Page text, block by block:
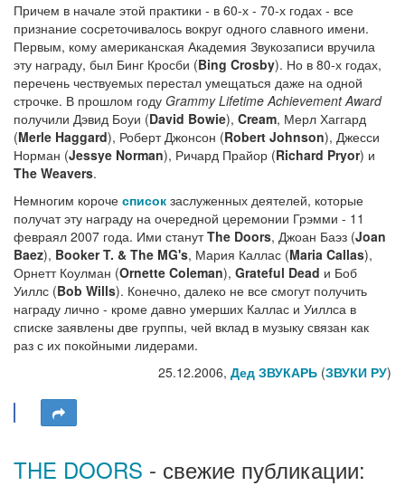
Причем в начале этой практики - в 60-х - 70-х годах - все
признание сосреточивалось вокруг одного славного имени.
Первым, кому американская Академия Звукозаписи вручила
эту награду, был Бинг Кросби (Bing Crosby). Но в 80-х годах,
перечень чествуемых перестал умещаться даже на одной
строчке. В прошлом году Grammy Lifetime Achievement Award
получили Дэвид Боуи (David Bowie), Cream, Мерл Хаггард
(Merle Haggard), Роберт Джонсон (Robert Johnson), Джесси
Норман (Jessye Norman), Ричард Прайор (Richard Pryor) и
The Weavers.
Немногим короче список заслуженных деятелей, которые
получат эту награду на очередной церемонии Грэмми - 11
февраял 2007 года. Ими станутThe Doors, Джоан Баэз (Joan
Baez), Booker T. & The MG's, Мария Каллас (Maria Callas),
Орнетт Коулман (Ornette Coleman), Grateful Dead и Боб
Уиллс (Bob Wills). Конечно, далеко не все смогут получить
награду лично - кроме давно умерших Каллас и Уиллса в
списке заявлены две группы, чей вклад в музыку связан как
раз с их покойными лидерами.
25.12.2006, Дед ЗВУКАРЬ (ЗВУКИ РУ)
THE DOORS - свежие публикации: